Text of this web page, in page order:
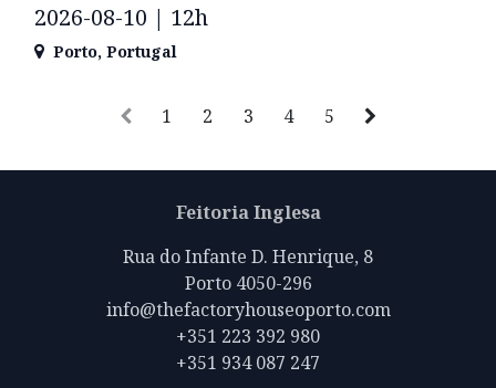
2026-08-10 | 12h
Porto, Portugal
1 2 3 4 5
Feitoria Inglesa
Rua do Infante D. Henrique, 8
Porto 4050-296
info@thefactoryhouseoporto.com
+351 223 392 980
+351 934 087 247